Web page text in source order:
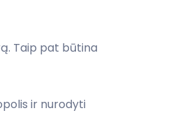
Taip pat būtina
ir nurodyti